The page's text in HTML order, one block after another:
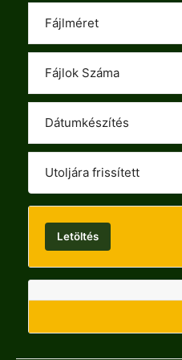
Fájlméret
Fájlok Száma
Dátumkészítés
Utoljára frissített
Letöltés